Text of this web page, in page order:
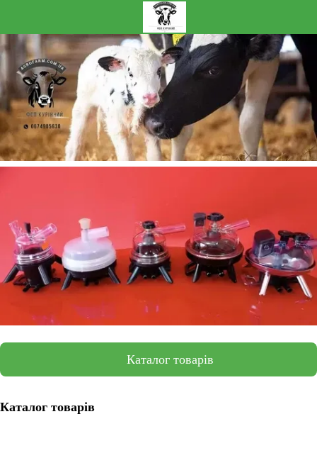
Каталог товарів
Каталог товарів